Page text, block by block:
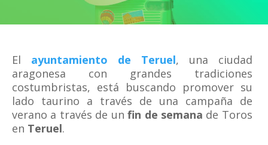
El ayuntamiento de Teruel, una ciudad
aragonesa con grandes tradiciones
costumbristas, está buscando promover su
lado taurino a través de una campaña de
verano a través de unfin de semana de Toros
en Teruel.